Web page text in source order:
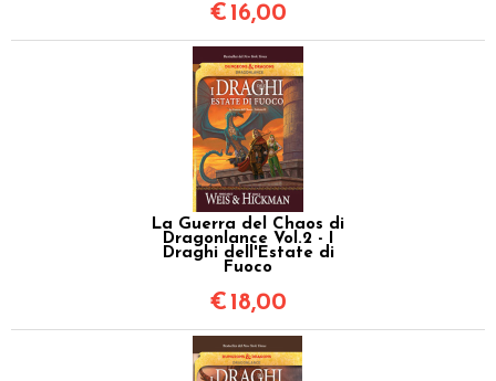
€ 16,00
La Guerra del Chaos di
Dragonlance Vol.2 - I
Draghi dell'Estate di
Fuoco
€ 18,00